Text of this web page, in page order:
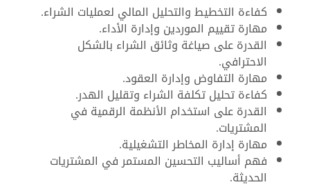
كفاءة التخطيط والتحليل المالي لعمليات الشراء.
مهارة تقييم الموردين وإدارة الأداء.
القدرة على صياغة وثائق الشراء بالشكل
الاحترافي.
مهارة التفاوض وإدارة العقود.
كفاءة تحليل تكلفة الشراء وتقليل الهدر.
القدرة على استخدام الأنظمة الرقمية في
المشتريات.
مهارة إدارة المخاطر التشغيلية.
فهم أساليب التحسين المستمر في المشتريات
الحديثة.